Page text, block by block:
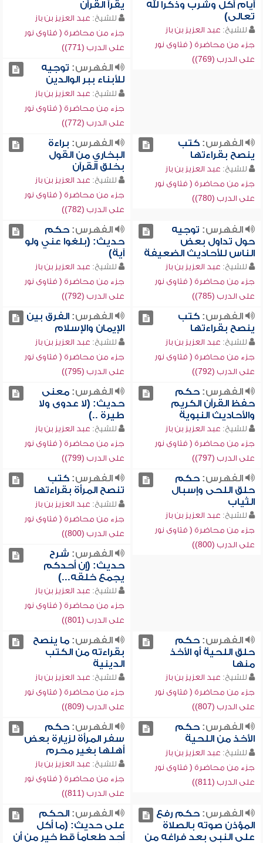
أيام أكل وشرب وذكرا لله
تعالى)
للشيخ: عبد العزيز بن باز
جزء من محاضرة ( فتاوى نور
على الدرب (769))
يقرأ القرآن
للشيخ: عبد العزيز بن باز
جزء من محاضرة ( فتاوى نور
على الدرب (771))
الفهرس: توجيه
للأبناء ببر الوالدين
للشيخ: عبد العزيز بن باز
جزء من محاضرة ( فتاوى نور
على الدرب (772))
الفهرس:كتب
ينصح بقراءتها
للشيخ: عبد العزيز بن باز
جزء من محاضرة ( فتاوى نور
على الدرب (780))
الفهرس: براءة
البخاري من القول
بخلق القرآن
للشيخ: عبد العزيز بن باز
جزء من محاضرة ( فتاوى نور
على الدرب (782))
الفهرس: توجيه
حول تداول بعض
الناس للأحاديث الضعيفة
للشيخ: عبد العزيز بن باز
جزء من محاضرة ( فتاوى نور
على الدرب (785))
الفهرس:حكم
حديث: (بلغوا عني ولو
آية)
للشيخ: عبد العزيز بن باز
جزء من محاضرة ( فتاوى نور
على الدرب (792))
الفهرس:كتب
ينصح بقراءتها
للشيخ: عبد العزيز بن باز
جزء من محاضرة ( فتاوى نور
على الدرب (792))
الفهرس:الفرق بين
الإيمان والإسلام
للشيخ: عبد العزيز بن باز
جزء من محاضرة ( فتاوى نور
على الدرب (795))
الفهرس:حكم
حفظ القرآن الكريم
والأحاديث النبوية
للشيخ: عبد العزيز بن باز
جزء من محاضرة ( فتاوى نور
على الدرب (797))
الفهرس:معنى
حديث: (لا عدوى ولا
طيرة ..)
للشيخ: عبد العزيز بن باز
جزء من محاضرة ( فتاوى نور
على الدرب (799))
الفهرس:حكم
حلق اللحى وإسبال
الثياب
للشيخ: عبد العزيز بن باز
جزء من محاضرة ( فتاوى نور
على الدرب (800))
الفهرس:كتب
تنصح المرأة بقراءتها
للشيخ: عبد العزيز بن باز
جزء من محاضرة ( فتاوى نور
على الدرب (800))
الفهرس: شرح
حديث: (إن أحدكم
يجمع خلقه...)
للشيخ: عبد العزيز بن باز
جزء من محاضرة ( فتاوى نور
على الدرب (801))
الفهرس:حكم
حلق اللحية أو الأخذ
منها
للشيخ: عبد العزيز بن باز
جزء من محاضرة ( فتاوى نور
على الدرب (807))
الفهرس:ما ينصح
بقراءته من الكتب
الدينية
للشيخ: عبد العزيز بن باز
جزء من محاضرة ( فتاوى نور
على الدرب (809))
الفهرس:حكم
الأخذ من اللحية
للشيخ: عبد العزيز بن باز
جزء من محاضرة ( فتاوى نور
على الدرب (811))
الفهرس:حكم
سفر المرأة لزيارة بعض
أهلها بغير محرم
للشيخ: عبد العزيز بن باز
جزء من محاضرة ( فتاوى نور
على الدرب (811))
الفهرس:حكم رفع
المؤذن صوته بالصلاة
على النبي بعد فراغه من
الفهرس:الحكم
على حديث: (ما أكل
أحد طعاماً قط خير من أن